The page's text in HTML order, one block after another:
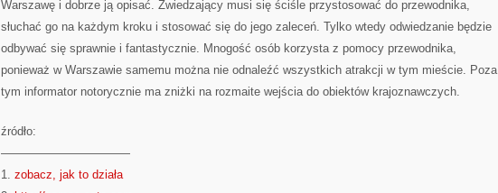
Warszawę i dobrze ją opisać. Zwiedzający musi się ściśle przystosować do przewodnika,
słuchać go na każdym kroku i stosować się do jego zaleceń. Tylko wtedy odwiedzanie będzie
odbywać się sprawnie i fantastycznie. Mnogość osób korzysta z pomocy przewodnika,
ponieważ w Warszawie samemu można nie odnaleźć wszystkich atrakcji w tym mieście. Poza
tym informator notorycznie ma zniżki na rozmaite wejścia do obiektów krajoznawczych.
źródło:
———————————
1. zobacz, jak to działa